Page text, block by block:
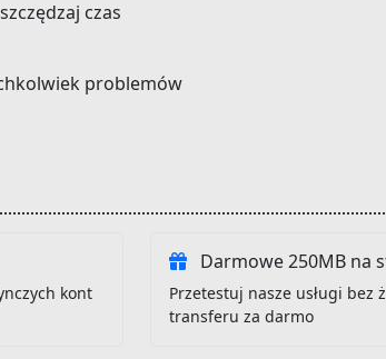
czas
problemów
kont
Darmowe 250MB na
Przetestuj nasze usługi bez
transferu za darmo